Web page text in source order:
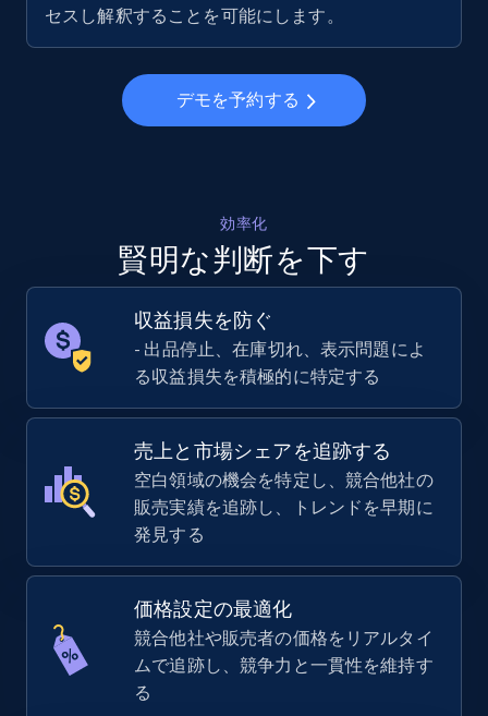
セスし解釈することを可能にします。
デモを予約する
効率化
賢明な判断を下す
収益損失を防ぐ
- 出品停止、在庫切れ、表示問題によ
る収益損失を積極的に特定する
売上と市場シェアを追跡する
空白領域の機会を特定し、競合他社の
販売実績を追跡し、トレンドを早期に
発見する
価格設定の最適化
競合他社や販売者の価格をリアルタイ
ムで追跡し、競争力と一貫性を維持す
る